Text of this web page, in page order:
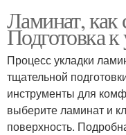
Ламинат, как
Подготовка к
Процесс укладки
тщательной
инструменты для
выберите ламинат и
поверхность.